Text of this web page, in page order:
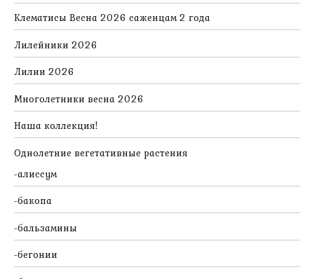
Клематисы Весна 2026 саженцам 2 года
Лилейники 2026
Лилии 2026
Многолетники весна 2026
Наша коллекция!
Однолетние вегетативные растения
алиссум
бакопа
бальзамины
бегонии